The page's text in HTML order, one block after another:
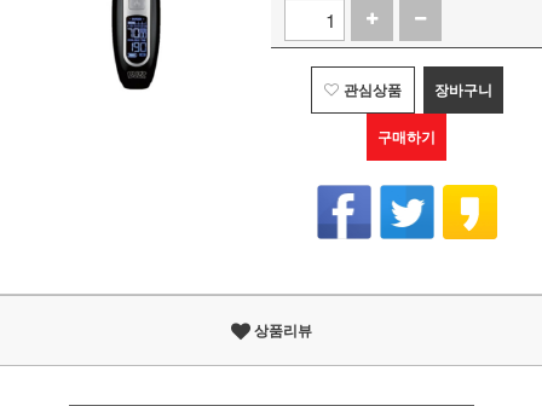
관심상품 장바구니
구매하기
상품리뷰